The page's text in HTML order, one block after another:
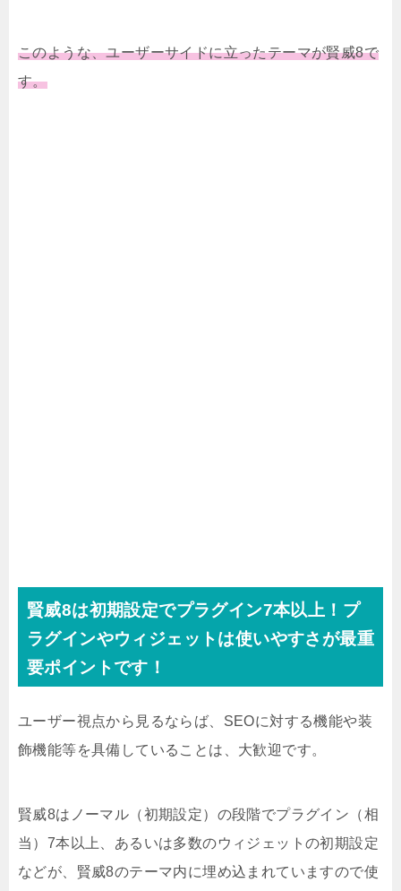
このような、ユーザーサイドに立ったテーマが賢威8で
す。
賢威8は初期設定でプラグイン7本以上！プ
ラグインやウィジェットは使いやすさが最重
要ポイントです！
ユーザー視点から見るならば、SEOに対する機能や装
飾機能等を具備していることは、大歓迎です。
賢威8はノーマル（初期設定）の段階でプラグイン（相
当）7本以上、あるいは多数のウィジェットの初期設定
などが、賢威8のテーマ内に埋め込まれていますので使